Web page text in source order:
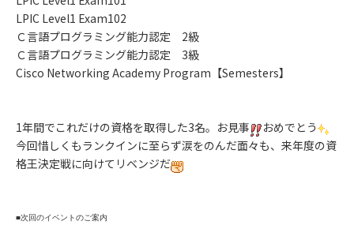
LPIC Level1 Exam102
Ｃ言語プログラミング能力認定 2級
Ｃ言語プログラミング能力認定 3級
Cisco Networking Academy Program【Semesters】
1年間でこれだけの資格を取得した3名。お見事
おめでとう
今回惜しくもランクインに至らず涙をのんだ面々も、来年度の資
格王決定戦に向けてリベンジだ
■次回のイベントのご案内